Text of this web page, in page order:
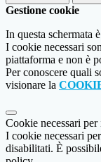
Gestione cookie
In questa schermata
I cookie necessari
piattaforma e non è
Per conoscere quali
visionare la
Cookie necessari
I cookie necessari
disabilitati. È